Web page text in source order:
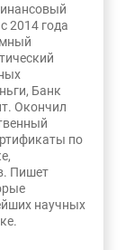
2014 года
Банк
Окончил
по
Пишет
научных